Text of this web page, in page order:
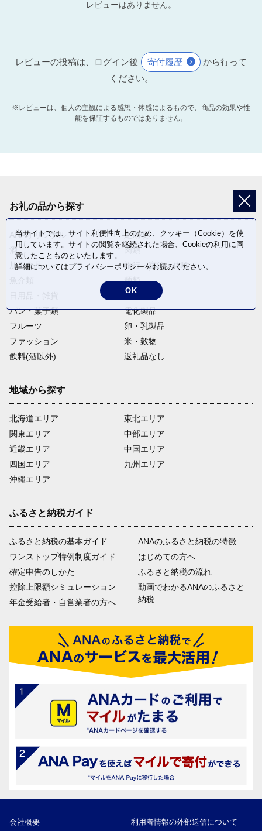
レビューはありません。
レビューの投稿は、ログイン後 寄付履歴
から行って
ください。
※レビューは、個人の主観による感想・体感によるもので、商品の効果や性
能を保証するものではありません。
お礼の品から探す
ANAオリジナル
定期便
酒
肉類
加工食品
旅行・宿泊・体験
麺類
野菜
パン・菓子類
電化製品
フルーツ
卵・乳製品
ファッション
米・穀物
飲料(酒以外)
返礼品なし
地域から探す
北海道エリア
関東エリア
近畿エリア
四国エリア
沖縄エリア
東北エリア
中部エリア
中国エリア
九州エリア
ふるさと納税ガイド
ふるさと納税の基本ガイド
ワンストップ特例制度ガイド
確定申告のしかた
控除上限額シミュレーション
年金受給者・自営業者の方へ
ANAのふるさと納税の特徴
はじめての方へ
ふるさと納税の流れ
動画でわかるANAのふるさと
納税
会社概要 利用者情報の外部送信について
当サイトでは、サイト利便性向上のため、クッキー（Cookie）を使
用しています。サイトの閲覧を継続された場合、Cookieの利用に同
意したことものといたします。
詳細についてはプライバシーポリシーをお読みください。
OK